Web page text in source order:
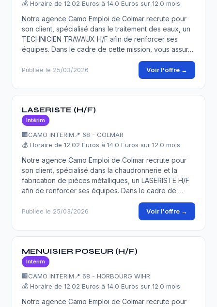
💰 Horaire de 12.02 Euros à 14.0 Euros sur 12.0 mois
Notre agence Camo Emploi de Colmar recrute pour
son client, spécialisé dans le traitement des eaux, un
TECHNICIEN TRAVAUX H/F afin de renforcer ses
équipes. Dans le cadre de cette mission, vous assur…
Publiée le 25/03/2026 Voir l'offre →
LASERISTE (H/F)
Intérim
🏢CAMO INTERIM 📍 68 - COLMAR
💰 Horaire de 12.02 Euros à 14.0 Euros sur 12.0 mois
Notre agence Camo Emploi de Colmar recrute pour
son client, spécialisé dans la chaudronnerie et la
fabrication de pièces métalliques, un LASERISTE H/F
afin de renforcer ses équipes. Dans le cadre de …
Publiée le 25/03/2026 Voir l'offre →
MENUISIER POSEUR (H/F)
Intérim
🏢CAMO INTERIM 📍 68 - HORBOURG WIHR
💰 Horaire de 12.02 Euros à 14.0 Euros sur 12.0 mois
Notre agence Camo Emploi de Colmar recrute pour